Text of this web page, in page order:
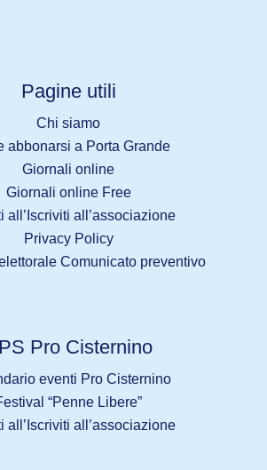
Pagine utili
Chi siamo
abbonarsi a Porta Grande
Giornali online
Giornali online Free
all’Iscriviti all’associazione
Privacy Policy
Comunicato preventivo
Pro Cisternino
eventi Pro Cisternino
“Penne Libere”
all’Iscriviti all’associazione